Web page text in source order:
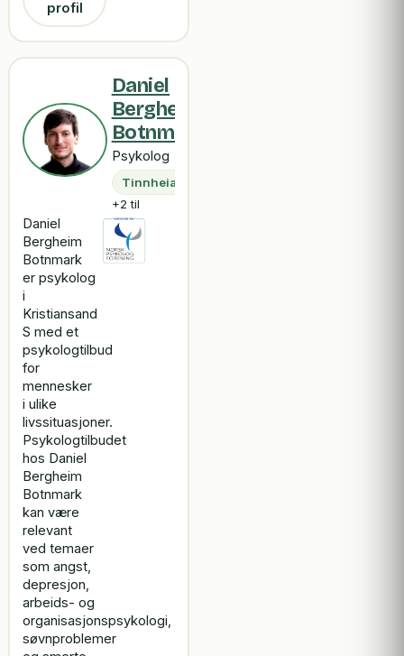
profil
Daniel
Bergheim
Botnmark
Psykolog
Tinnheia
+2 til
Daniel
Bergheim
Botnmark
er psykolog
i
Kristiansand
S med et
psykologtilbud
for
mennesker
i ulike
livssituasjoner.
Psykologtilbudet
hos Daniel
Bergheim
Botnmark
kan være
relevant
ved temaer
som angst,
depresjon,
arbeids- og
organisasjonspsykologi,
søvnproblemer